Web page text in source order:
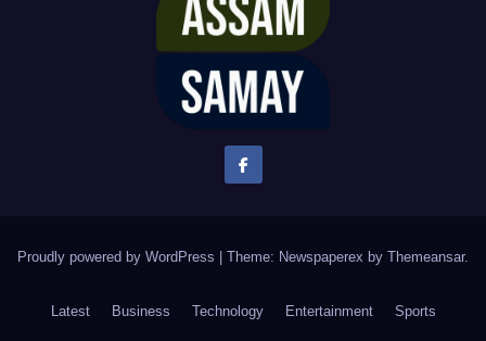
Proudly powered by WordPress Theme: Newspaperex by Themeansar.
Latest Business Technology Entertainment Sports